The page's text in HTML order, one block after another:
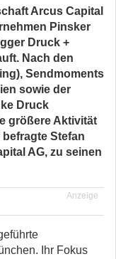
Arcus Capital
Pinsker
Druck +
Nach den
Sendmoments
sowie der
Druck
größere Aktivität
Stefan
AG, zu seinen
Anzeige
Ihr Fokus